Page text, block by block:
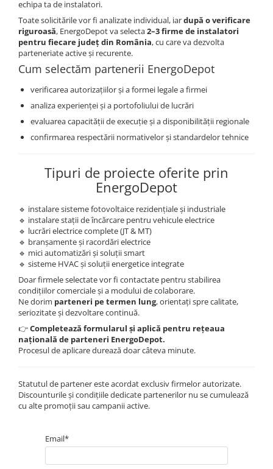
echipa ta de instalatori.
Toate solicitările vor fi analizate individual, iardupă o verificare
riguroasă, EnergoDepot va selecta2–3 firme de instalatori
pentru fiecare județ din România, cu care va dezvolta
parteneriate active și recurente.
Cum selectăm partenerii EnergoDepot
verificarea autorizațiilor și a formei legale a firmei
analiza experienței și a portofoliului de lucrări
evaluarea capacității de execuție și a disponibilității regionale
confirmarea respectării normativelor și standardelor tehnice
Tipuri de proiecte oferite prin
EnergoDepot
🔹 instalare sisteme fotovoltaice rezidențiale și industriale
🔹 instalare stații de încărcare pentru vehicule electrice
🔹 lucrări electrice complete (JT & MT)
🔹 branșamente și racordări electrice
🔹 mici automatizări și soluții smart
🔹 sisteme HVAC și soluții energetice integrate
Doar firmele selectate vor fi contactate pentru stabilirea
condițiilor comerciale și a modului de colaborare.
Ne dorim parteneri pe termen lung, orientați spre calitate,
seriozitate și dezvoltare continuă.
👉Completează formularul și aplică pentru rețeaua
națională de parteneri EnergoDepot.
Procesul de aplicare durează doar câteva minute.
Statutul de partener este acordat exclusiv firmelor autorizate.
Discounturile și condițiile dedicate partenerilor nu se cumulează
cu alte promoții sau campanii active.
Email*